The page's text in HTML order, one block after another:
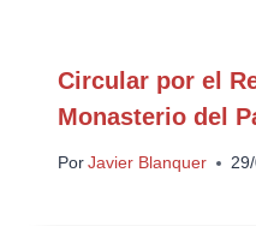
Circular por el
Monasterio del
Por Javier Blanquer